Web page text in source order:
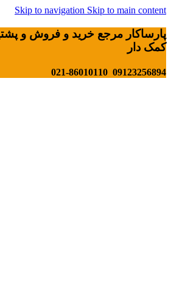
Skip to navigation Skip to main content
پارساکار مرجع خرید و فروش و
کمک دار
09123256894 021-86010110